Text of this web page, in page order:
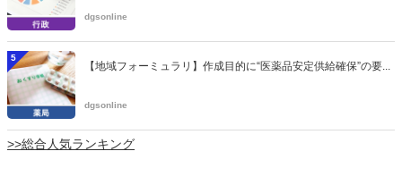
dgsonline
5
【地域フォーミュラリ】作成目的に“医薬品安定供給確保”の要...
dgsonline
>>総合人気ランキング